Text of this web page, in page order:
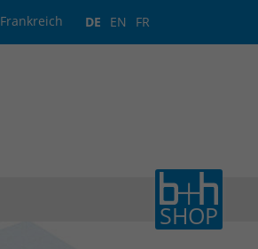
DE EN FR
Frankreich
SHOP